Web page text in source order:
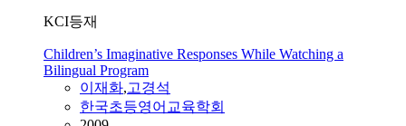
KCI등재
Children’s Imaginative Responses While Watching a
Bilingual Program
이재화,고경석
한국초등영어교육학회